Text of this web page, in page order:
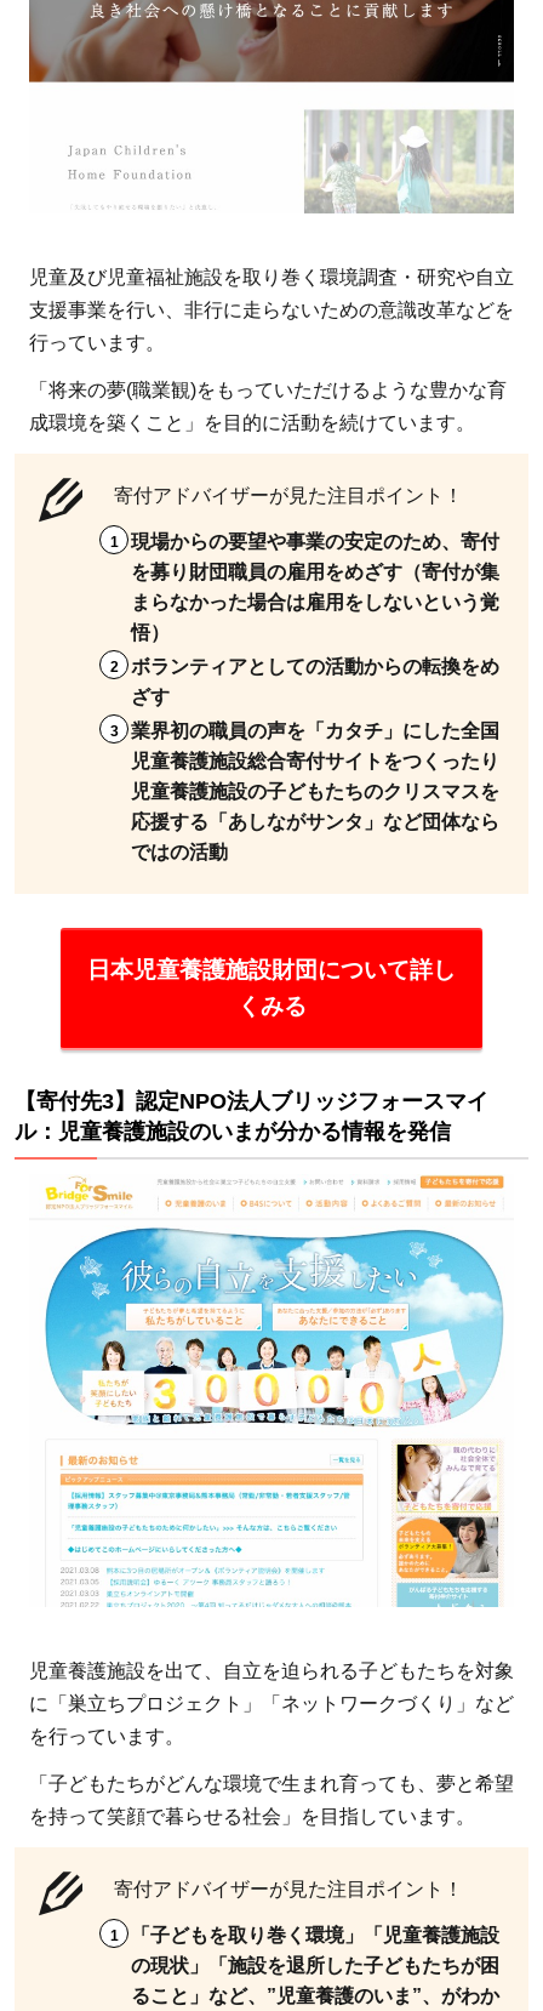
施設
へ直
接寄
児童
施設
には
どん
のが
寄付
る
の？
性
も！
6
児童
施設
での
寄付
金の
使わ
は？
6.1
施設
内に
いる
もに
6.2
卒園
子ど
もに
児
児童及び児童福祉施設を取り巻く環境調査・研究や自立
支援事業を行い、非行に走らないための意識改革などを
行っています。
「将来の夢(職業観)をもっていただけるような豊かな育
成環境を築くこと」を目的に活動を続けています。
寄付アドバイザーが見た注目ポイント！
現場からの要望や事業の安定のため、寄付
を募り財団職員の雇用をめざす（寄付が集
まらなかった場合は雇用をしないという覚
悟）
ボランティアとしての活動からの転換をめ
ざす
業界初の職員の声を「カタチ」にした全国
児童養護施設総合寄付サイトをつくったり
児童養護施設の子どもたちのクリスマスを
応援する「あしながサンタ」など団体なら
ではの活動
日本児童養護施設財団について詳し
くみる
【寄付先3】認定NPO法人ブリッジフォースマイ
ル：児童養護施設のいまが分かる情報を発信
児童養護施設を出て、自立を迫られる子どもたちを対象
に「巣立ちプロジェクト」「ネットワークづくり」など
を行っています。
「子どもたちがどんな環境で生まれ育っても、夢と希望
を持って笑顔で暮らせる社会」を目指しています。
寄付アドバイザーが見た注目ポイント！
「子どもを取り巻く環境」「児童養護施設
の現状」「施設を退所した子どもたちが困
ること」など、”児童養護のいま”、がわか